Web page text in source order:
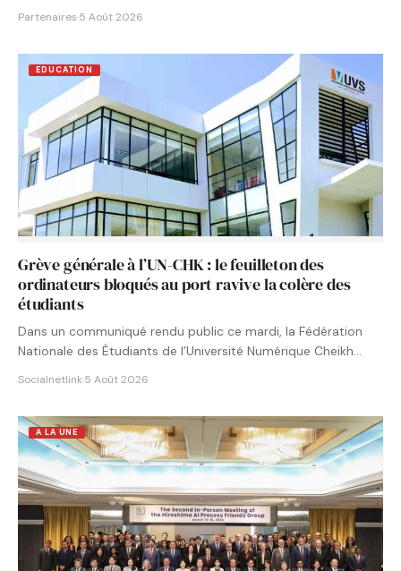
Partenaires·5 Août 2026
EDUCATION
Grève générale à l’UN-CHK : le feuilleton des
ordinateurs bloqués au port ravive la colère des
étudiants
Dans un communiqué rendu public ce mardi, la Fédération
Nationale des Étudiants de l’Université Numérique Cheikh
Socialnetlink·5 Août 2026
A LA UNE